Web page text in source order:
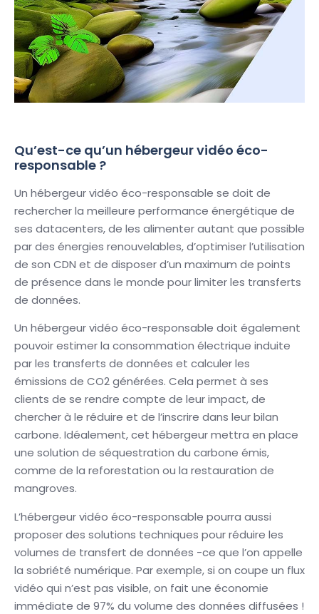
Qu’est-ce qu’un hébergeur vidéo éco-
responsable ?
Un hébergeur vidéo éco-responsable se doit de
rechercher la meilleure performance énergétique de
ses datacenters, de les alimenter autant que possible
par des énergies renouvelables, d’optimiser l’utilisation
de son CDN et de disposer d’un maximum de points
de présence dans le monde pour limiter les transferts
de données.
Un hébergeur vidéo éco-responsable doit également
pouvoir estimer la consommation électrique induite
par les transferts de données et calculer les
émissions de CO2 générées. Cela permet à ses
clients de se rendre compte de leur impact, de
chercher à le réduire et de l’inscrire dans leur bilan
carbone. Idéalement, cet hébergeur mettra en place
une solution de séquestration du carbone émis,
comme de la reforestation ou la restauration de
mangroves.
L’hébergeur vidéo éco-responsable pourra aussi
proposer des solutions techniques pour réduire les
volumes de transfert de données -ce que l’on appelle
la sobriété numérique. Par exemple, si on coupe un flux
vidéo qui n’est pas visible, on fait une économie
immédiate de 97% du volume des données diffusées !